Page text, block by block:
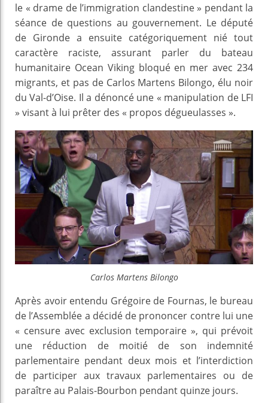
le « drame de l’immigration clandestine » pendant la
séance de questions au gouvernement. Le député
de Gironde a ensuite catégoriquement nié tout
caractère raciste, assurant parler du bateau
humanitaire Ocean Viking bloqué en mer avec 234
migrants, et pas de Carlos Martens Bilongo, élu noir
du Val-d’Oise. Il a dénoncé une « manipulation de LFI
» visant à lui prêter des « propos dégueulasses ».
Carlos Martens Bilongo
Après avoir entendu Grégoire de Fournas, le bureau
de l’Assemblée a décidé de prononcer contre lui une
« censure avec exclusion temporaire », qui prévoit
une réduction de moitié de son indemnité
parlementaire pendant deux mois et l’interdiction
de participer aux travaux parlementaires ou de
paraître au Palais-Bourbon pendant quinze jours.